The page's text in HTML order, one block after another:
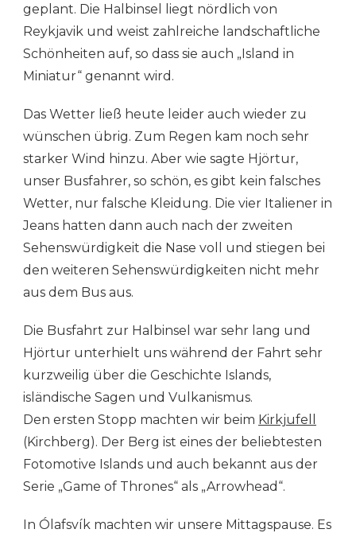
geplant. Die Halbinsel liegt nördlich von
Reykjavik und weist zahlreiche landschaftliche
Schönheiten auf, so dass sie auch „Island in
Miniatur“ genannt wird.
Das Wetter ließ heute leider auch wieder zu
wünschen übrig. Zum Regen kam noch sehr
starker Wind hinzu. Aber wie sagte Hjörtur,
unser Busfahrer, so schön, es gibt kein falsches
Wetter, nur falsche Kleidung. Die vier Italiener in
Jeans hatten dann auch nach der zweiten
Sehenswürdigkeit die Nase voll und stiegen bei
den weiteren Sehenswürdigkeiten nicht mehr
aus dem Bus aus.
Die Busfahrt zur Halbinsel war sehr lang und
Hjörtur unterhielt uns während der Fahrt sehr
kurzweilig über die Geschichte Islands,
isländische Sagen und Vulkanismus.
Den ersten Stopp machten wir beim Kirkjufell
(Kirchberg). Der Berg ist eines der beliebtesten
Fotomotive Islands und auch bekannt aus der
Serie „Game of Thrones“ als „Arrowhead“.
In Ólafsvík machten wir unsere Mittagspause. Es